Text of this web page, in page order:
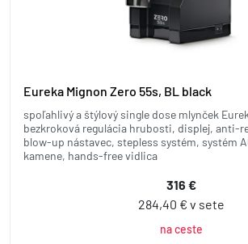
Eureka Mignon Zero 55s, BL black
spoľahlivý a štýlový single dose mlynček
bezkroková regulácia hrubosti, displej, anti-
blow-up nástavec, stepless systém, systém
kamene, hands-free vidlica
316 €
284,40 € v sete
na ceste